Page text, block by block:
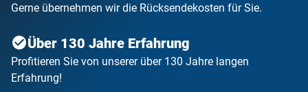
Gerne übernehmen wir die Rücksendekosten für Sie.
Über 130 Jahre Erfahrung
Profitieren Sie von unserer über 130 Jahre langen
Erfahrung!